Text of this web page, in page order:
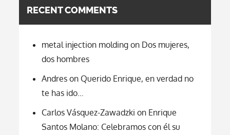
RECENT COMMENTS
metal injection molding on Dos mujeres,
dos hombres
Andres on Querido Enrique, en verdad no
te has ido…
Carlos Vásquez-Zawadzki on Enrique
Santos Molano: Celebramos con él su